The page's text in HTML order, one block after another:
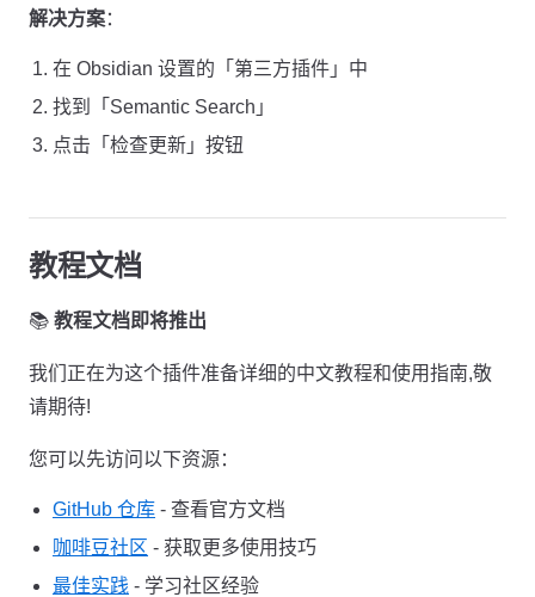
解决方案：
在 Obsidian 设置的「第三方插件」中
找到「Semantic Search」
点击「检查更新」按钮
教程文档
📚 教程文档即将推出
我们正在为这个插件准备详细的中文教程和使用指南,敬
请期待!
您可以先访问以下资源：
GitHub 仓库 - 查看官方文档
咖啡豆社区 - 获取更多使用技巧
最佳实践 - 学习社区经验